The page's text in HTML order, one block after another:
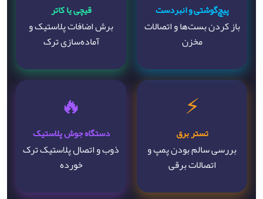
پیچ‌گوشتی و انبردست
باز کردن بست‌ها و اتصالات
مخزن
قیچی یا کاتر
برش اضافات پلاستیک و
آماده‌سازی ترک
⚡
تستر برق
بررسی سالم بودن پمپ و
اتصالات برقی
🔥
دستگاه جوش پلاستیک
ذوب و اتصال پلاستیک ترک
خورده